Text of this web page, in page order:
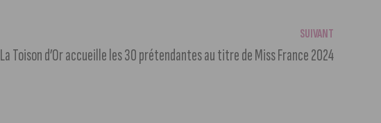
SUIVANT
La Toison d’Or accueille les 30 prétendantes au titre de Miss France 2024